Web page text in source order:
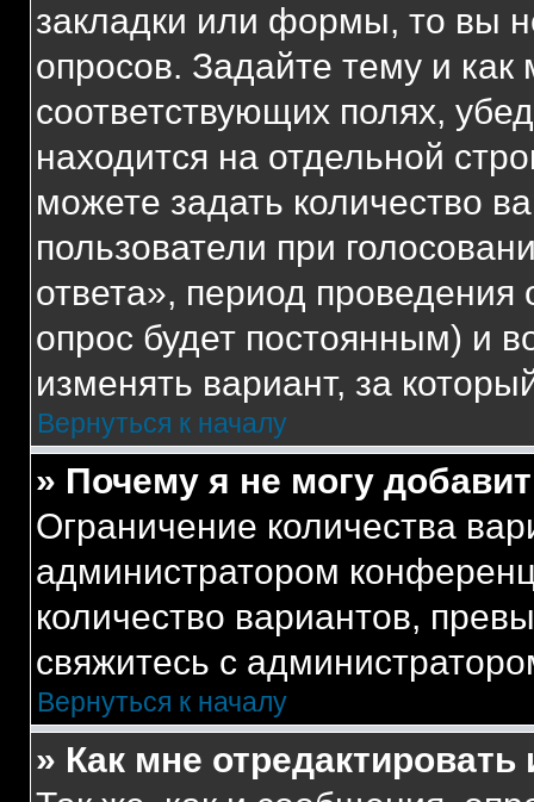
закладки или формы, то вы
опросов. Задайте тему и
соответствующих полях,
находится на отдельной
можете задать количество
пользователи при
ответа», период проведения
опрос будет постоянным) и
изменять вариант, за
Вернуться к началу
» Почему я не могу
Ограничение количества
администратором
количество вариантов,
свяжитесь с
Вернуться к началу
» Как мне